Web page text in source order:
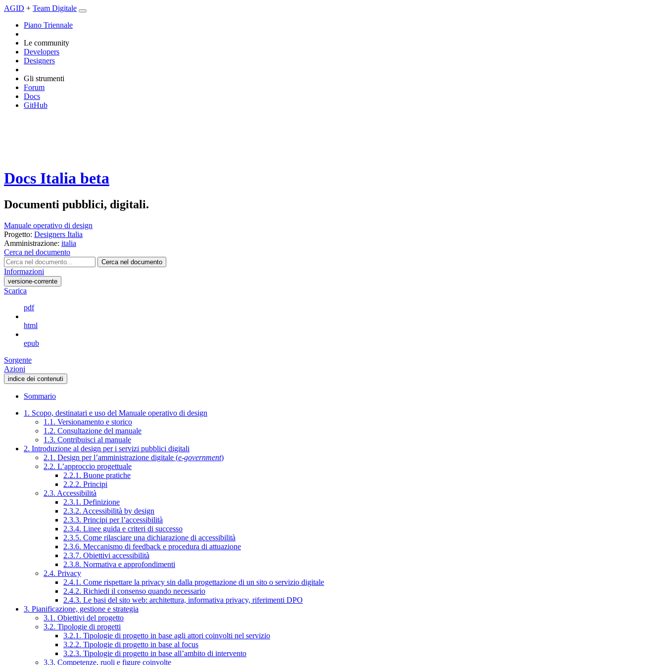
AGID + Team Digitale
Piano Triennale
Le community
Developers
Designers
Gli strumenti
Forum
Docs
GitHub
Docs Italia beta
Documenti pubblici, digitali.
Manuale operativo di design
Progetto: Designers Italia
Amministrazione: italia
Cerca nel documento
Cerca nel documento
Informazioni
versione-corrente
Scarica
pdf
html
epub
Sorgente
Azioni
indice dei contenuti
Sommario
1. Scopo, destinatari e uso del Manuale operativo di design
1.1. Versionamento e storico
1.2. Consultazione del manuale
1.3. Contribuisci al manuale
2. Introduzione al design per i servizi pubblici digitali
2.1. Design per l’amministrazione digitale (e-government)
2.2. L’approccio progettuale
2.2.1. Buone pratiche
2.2.2. Principi
2.3. Accessibilità
2.3.1. Definizione
2.3.2. Accessibilità by design
2.3.3. Principi per l’accessibilità
2.3.4. Linee guida e criteri di successo
2.3.5. Come rilasciare una dichiarazione di accessibilità
2.3.6. Meccanismo di feedback e procedura di attuazione
2.3.7. Obiettivi accessibilità
2.3.8. Normativa e approfondimenti
2.4. Privacy
2.4.1. Come rispettare la privacy sin dalla progettazione di un sito o servizio digitale
2.4.2. Richiedi il consenso quando necessario
2.4.3. Le basi del sito web: architettura, informativa privacy, riferimenti DPO
3. Pianificazione, gestione e strategia
3.1. Obiettivi del progetto
3.2. Tipologie di progetti
3.2.1. Tipologie di progetto in base agli attori coinvolti nel servizio
3.2.2. Tipologie di progetto in base al focus
3.2.3. Tipologie di progetto in base all’ambito di intervento
3.3. Competenze, ruoli e figure coinvolte